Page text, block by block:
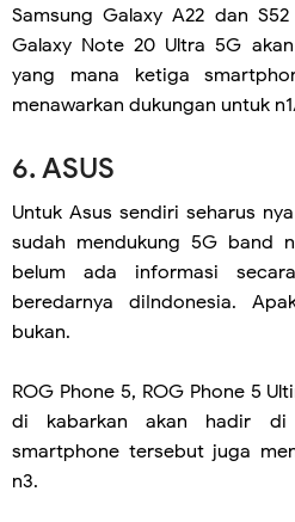
Samsung Galaxy A22 dan
Galaxy Note 20 Ultra 5G
yang mana ketiga
menawarkan dukungan untuk
6. ASUS
Untuk Asus sendiri seharus
sudah mendukung 5G band
belum ada informasi
beredarnya diIndonesia.
bukan.
ROG Phone 5, ROG Phone 5
di kabarkan akan hadir di
smartphone tersebut juga
n3.